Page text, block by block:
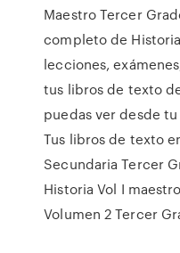
Maestro Tercer
completo de
lecciones,
tus libros de texto
puedas ver desde
Tus libros de texto
Secundaria Tercer
Historia Vol I
Volumen 2 Tercer